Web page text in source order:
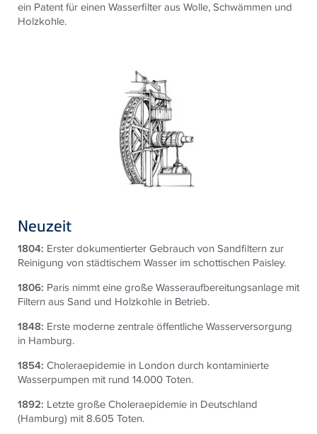
ein Patent für einen Wasserfilter aus Wolle, Schwämmen und
Holzkohle.
Neuzeit
1804: Erster dokumentierter Gebrauch von Sandfiltern zur
Reinigung von städtischem Wasser im schottischen Paisley.
1806: Paris nimmt eine große Wasseraufbereitungsanlage mit
Filtern aus Sand und Holzkohle in Betrieb.
1848: Erste moderne zentrale öffentliche Wasserversorgung
in Hamburg.
1854: Choleraepidemie in London durch kontaminierte
Wasserpumpen mit rund 14.000 Toten.
1892: Letzte große Choleraepidemie in Deutschland
(Hamburg) mit 8.605 Toten.